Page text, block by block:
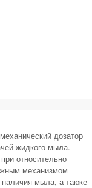
дозатор
жидкого мыла.
относительно
механизмом
мыла, а также